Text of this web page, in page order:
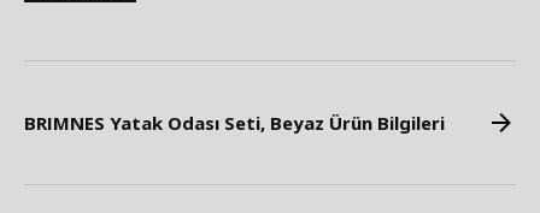
BRIMNES Yatak Odası Seti, Beyaz Ürün Bilgileri